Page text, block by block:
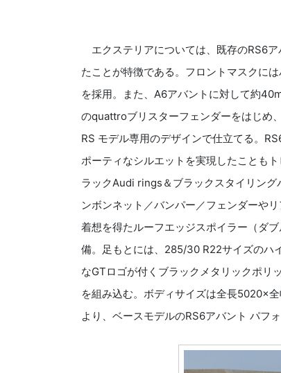
エクステリアについては、既存のRS6
たことが特徴である。フロントマスクに
を採用。また、A6アバントに対して約
のquattroブリスターフェンダーをはじめ
RS モデル専用のデザインで仕立てる。
ポーティなシルエットを実現したことも
ラックAudi rings＆ブラックスタイリン
ンボンネット／バンパー／フェンダーや
着想を得たルーフエッジスポイラー（ダ
備。足もとには、285/30 R22サイズの
なGTロゴが付くブラックメタリックポ
を組み込む。ボディサイズは全長5020×
より、ベースモデルのRS6アバント パフ